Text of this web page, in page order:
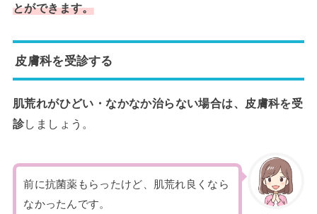
とができます。
皮膚科を受診する
肌荒れがひどい・なかなか治らない場合は、皮膚科を受
診しましょう。
前に抗菌薬もらったけど、肌荒れ良くなら
なかったんです。